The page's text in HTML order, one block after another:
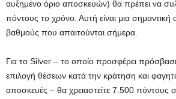
αυξημένο όριο αποσκευών) θα πρέπει να
πόντους το χρόνο. Αυτή είναι μια
βαθμούς που απαιτούνται σήμερα.
Για το Silver – το οποίο προσφέρει
επιλογή θέσεων κατά την κράτηση και
αποσκευές – θα χρειαστείτε 7.500 πόντους